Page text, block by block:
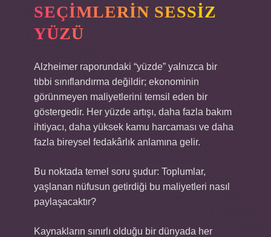
SEÇIMLERIN SESSIZ
YÜZÜ
Alzheimer raporundaki “yüzde” yalnızca bir
tıbbi sınıflandırma değildir; ekonominin
görünmeyen maliyetlerini temsil eden bir
göstergedir. Her yüzde artışı, daha fazla bakım
ihtiyacı, daha yüksek kamu harcaması ve daha
fazla bireysel fedakârlık anlamına gelir.
Bu noktada temel soru şudur: Toplumlar,
yaşlanan nüfusun getirdiği bu maliyetleri nasıl
paylaşacaktır?
Kaynakların sınırlı olduğu bir dünyada her